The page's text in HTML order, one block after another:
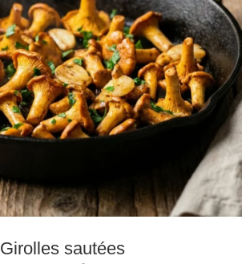
Girolles sautées